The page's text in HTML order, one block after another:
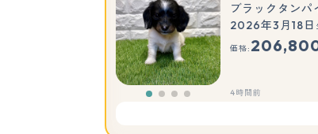
ブラックタンパ
2026年3月18日
価格:
4時間前